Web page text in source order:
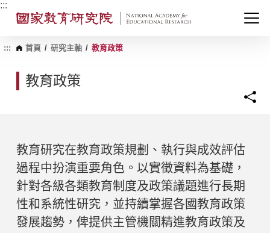
跳
內
:::
::: 首頁 / 研究主軸 / 教育政策
教育政策
教育研究在教育政策規劃、執行與成效評估
過程中扮演重要角色。以實徵資料為基礎，
針對各級各類教育制度及政策議題進行長期
性和系統性研究，並持續掌握各國教育政策
發展趨勢，俾提供主管機關精進教育政策及